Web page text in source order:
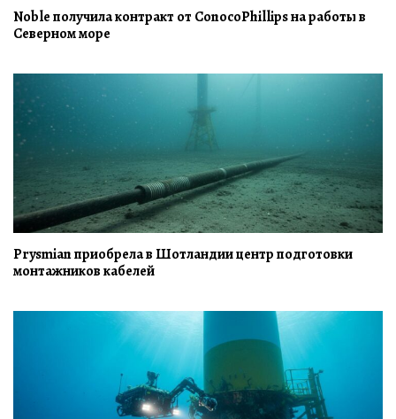
Noble получила контракт от ConocoPhillips на работы в
Северном море
Prysmian приобрела в Шотландии центр подготовки
монтажников кабелей